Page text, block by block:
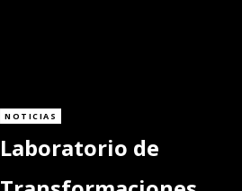
NOTICIAS
Laboratorio de